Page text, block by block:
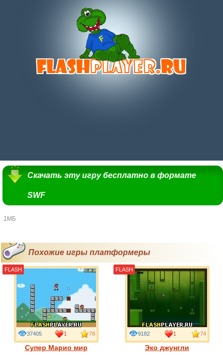
Скачать эту игру бесплатно в формате
SWF
1МБ
Похожие игры платформеры
Супер Марио мир
37405 1 78
FLASH
Эко джунгли
9182 1 74
FLASH